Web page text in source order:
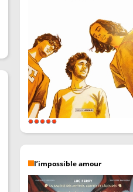
l’impossible amour